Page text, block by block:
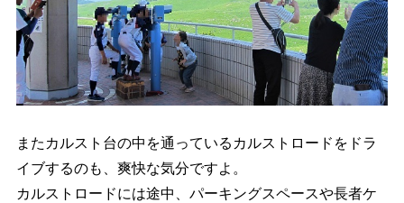
またカルスト台の中を通っているカルストロードをドラ
イブするのも、爽快な気分ですよ。
カルストロードには途中、パーキングスペースや長者ケ